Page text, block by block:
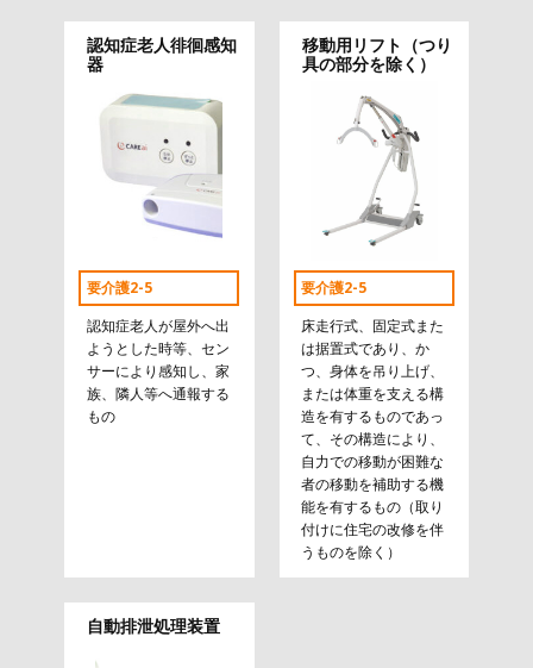
認知症老人徘徊感知
器
要介護2-5
認知症老人が屋外へ出
ようとした時等、セン
サーにより感知し、家
族、隣人等へ通報する
もの
移動用リフト（つり
具の部分を除く）
要介護2-5
床走行式、固定式また
は据置式であり、か
つ、身体を吊り上げ、
または体重を支える構
造を有するものであっ
て、その構造により、
自力での移動が困難な
者の移動を補助する機
能を有するもの（取り
付けに住宅の改修を伴
うものを除く）
自動排泄処理装置